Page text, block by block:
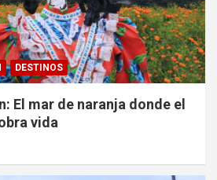
DESTINOS
El mar de naranja donde el
vida